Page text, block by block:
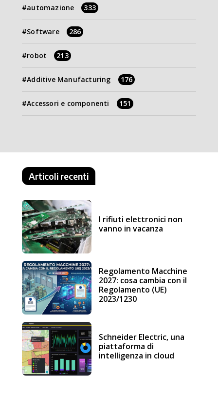
automazione 333
Software 286
robot 213
Additive Manufacturing 176
Accessori e componenti 151
Articoli recenti
I rifiuti elettronici non
vanno in vacanza
Regolamento Macchine
2027: cosa cambia con il
Regolamento (UE)
2023/1230
Schneider Electric, una
piattaforma di
intelligenza in cloud